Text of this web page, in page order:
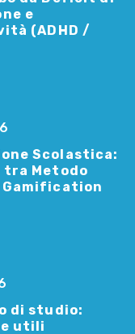
e
(ADHD /
Scolastica:
tra Metodo
Gamification
di studio:
utili